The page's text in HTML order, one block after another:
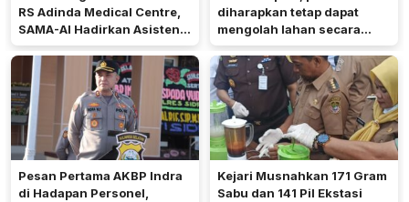
RS Adinda Medical Centre,
SAMA-AI Hadirkan Asisten
Gizi Berbasis AI
diharapkan tetap dapat
mengolah lahan secara
optimal meski di tengah
keterbatasan air.
Pesan Pertama AKBP Indra
di Hadapan Personel,
Kejari Musnahkan 171 Gram
Sabu dan 141 Pil Ekstasi